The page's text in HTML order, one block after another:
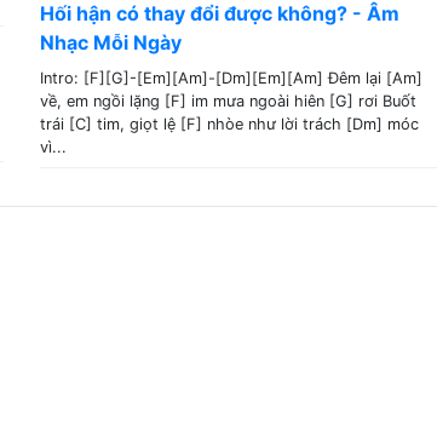
Hối hận có thay đổi được không? - Âm
Nhạc Mỗi Ngày
Intro: [F][G]-[Em][Am]-[Dm][Em][Am] Đêm lại [Am]
về, em ngồi lặng [F] im mưa ngoài hiên [G] rơi Buốt
trái [C] tim, giọt lệ [F] nhòe như lời trách [Dm] móc
vì...